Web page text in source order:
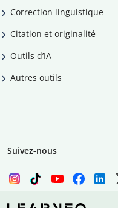
Correction linguistique
Citation et originalité
Outils d’IA
Autres outils
Suivez-nous